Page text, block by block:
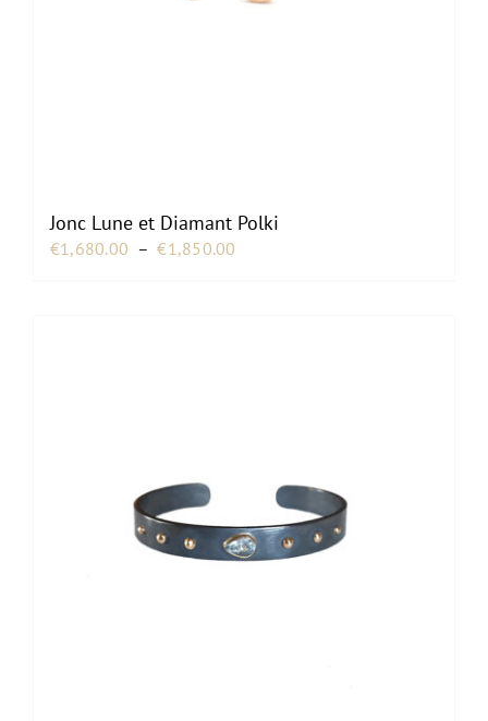
Jonc Lune et Diamant Polki
€1,680.00 – €1,850.00